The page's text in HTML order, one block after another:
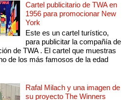
Cartel publicitario de TWA en
1956 para promocionar New
York
Este es un cartel turístico,
para publicitar la compañía de
de TWA . El cartel que muestras
de los más famosos de la edad
Rafal Milach y una imagen de
su proyecto The Winners